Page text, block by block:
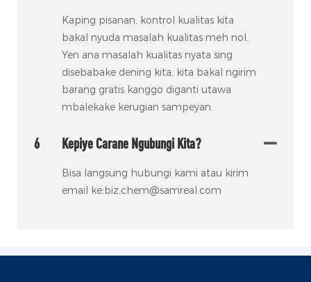
Kaping pisanan, kontrol kualitas kita
bakal nyuda masalah kualitas meh nol.
Yen ana masalah kualitas nyata sing
disebabake dening kita, kita bakal ngirim
barang gratis kanggo diganti utawa
mbalekake kerugian sampeyan.
6 Kepiye Carane Ngubungi Kita?
Bisa langsung hubungi kami atau kirim
email ke:biz.chem@samreal.com